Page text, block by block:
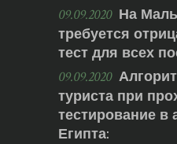
09.09.2020 На
требуется
тест для всех
09.09.2020
туриста при
тестирование в
Египта: